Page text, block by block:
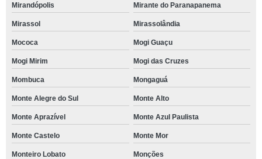
Mirandópolis Mirante do Paranapanema
Mirassol Mirassolândia
Mococa Mogi Guaçu
Mogi Mirim Mogi das Cruzes
Mombuca Mongaguá
Monte Alegre do Sul Monte Alto
Monte Aprazível Monte Azul Paulista
Monte Castelo Monte Mor
Monteiro Lobato Monções